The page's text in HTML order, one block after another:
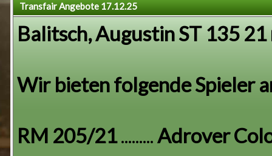
Transfair Angebote 17.12.25
Balitsch, Augustin ST 135
Wir bieten folgende Spieler
RM 205/21.........Adrover